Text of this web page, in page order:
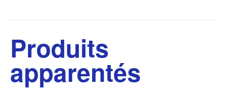
Produits
apparentés